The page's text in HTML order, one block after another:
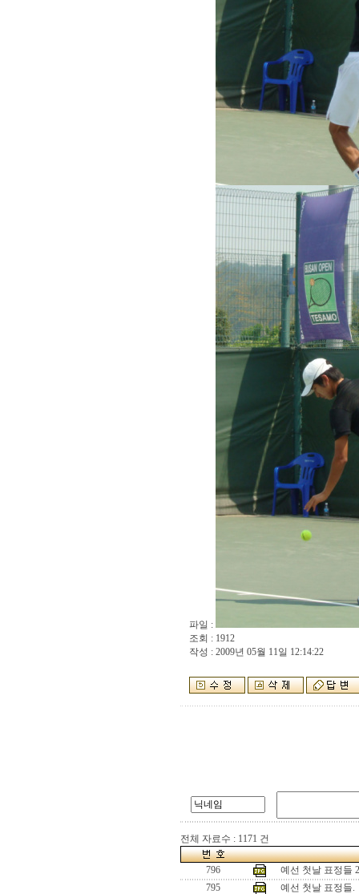
파일 :
조회 : 1912
작성 : 2009년 05월 11일 12:14:22
전체 자료수 : 1171 건
796
예선 첫날 표정들 2
795
예선 첫날 표정들.